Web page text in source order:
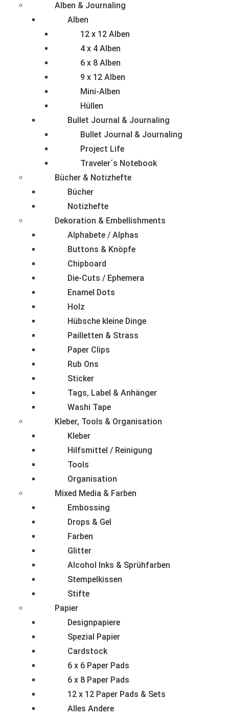
Alben & Journaling
Alben
12 x 12 Alben
4 x 4 Alben
6 x 8 Alben
9 x 12 Alben
Mini-Alben
Hüllen
Bullet Journal & Journaling
Bullet Journal & Journaling
Project Life
Traveler´s Notebook
Bücher & Notizhefte
Bücher
Notizhefte
Dekoration & Embellishments
Alphabete / Alphas
Buttons & Knöpfe
Chipboard
Die-Cuts / Ephemera
Enamel Dots
Holz
Hübsche kleine Dinge
Pailletten & Strass
Paper Clips
Rub Ons
Sticker
Tags, Label & Anhänger
Washi Tape
Kleber, Tools & Organisation
Kleber
Hilfsmittel / Reinigung
Tools
Organisation
Mixed Media & Farben
Embossing
Drops & Gel
Farben
Glitter
Alcohol Inks & Sprühfarben
Stempelkissen
Stifte
Papier
Designpapiere
Spezial Papier
Cardstock
6 x 6 Paper Pads
6 x 8 Paper Pads
12 x 12 Paper Pads & Sets
Alles Andere